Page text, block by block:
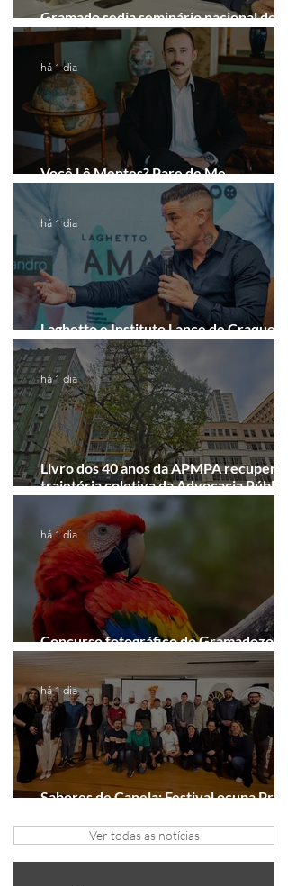
Gramado sedia seminário nacional de
educação ambiental das PMs
Você Lê Mentes? Pare de Me
há 1 dia
Laghetto e Instituto Lance de Craque
firmam parceria em Porto Alegre
há 1 dia
Livro dos 40 anos da APMPA recupera a
trajetória coletiva da Advocacia Pública
há 1 dia
Concurso fotográfico do Gramadozoo
entra na reta final de inscrições
há 1 dia
Sabores de Canela: Festival ocupa Praça
há 1 dia
Ver todas as notícias